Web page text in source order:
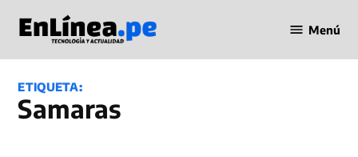
contenido
en Línea
Menú
ETIQUETA:
Samaras